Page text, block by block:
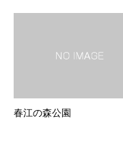
春江の森公園